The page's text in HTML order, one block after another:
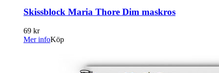
Skissblock Maria Thore Dim maskros
69 kr
Mer infoKöp